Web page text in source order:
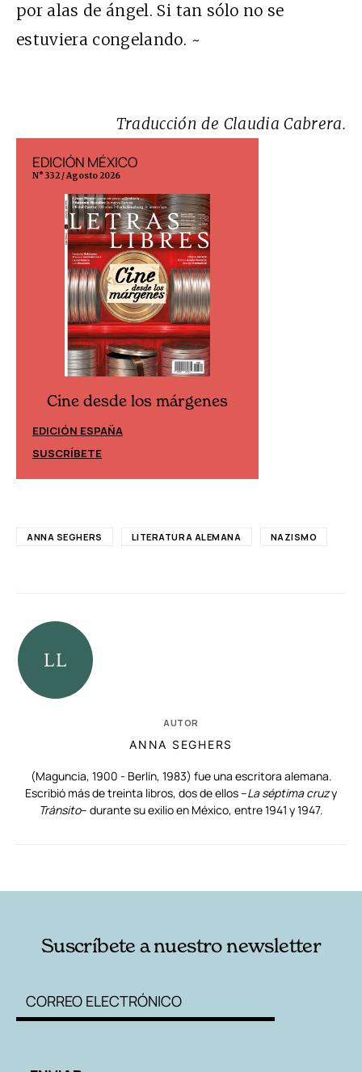
por alas de ángel. Si tan sólo no se
estuviera congelando. ~
Traducción de Claudia Cabrera.
EDICIÓN MÉXICO
N° 332 / Agosto 2026
Cine desde los márgenes
EDICIÓN ESPAÑA
SUSCRÍBETE
ANNA SEGHERS LITERATURA ALEMANA NAZISMO
AUTOR
ANNA SEGHERS
(Maguncia, 1900 - Berlín, 1983) fue una escritora alemana.
Escribió más de treinta libros, dos de ellos –La séptima cruzy
Tránsito– durante su exilio en México, entre 1941 y 1947.
Suscríbete a nuestro newsletter